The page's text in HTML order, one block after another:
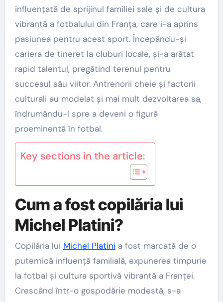
influențată de sprijinul familiei sale și de cultura
vibrantă a fotbalului din Franța, care i-a aprins
pasiunea pentru acest sport. Începându-și
cariera de tineret la cluburi locale, și-a arătat
rapid talentul, pregătind terenul pentru
succesul său viitor. Antrenorii cheie și factorii
culturali au modelat și mai mult dezvoltarea sa,
îndrumându-l spre a deveni o figură
proeminentă în fotbal.
Key sections in the article:
Cum a fost copilăria lui
Michel Platini?
Copilăria lui Michel Platini a fost marcată de o
puternică influență familială, expunerea timpurie
la fotbal și cultura sportivă vibrantă a Franței.
Crescând într-o gospodărie modestă, s-a